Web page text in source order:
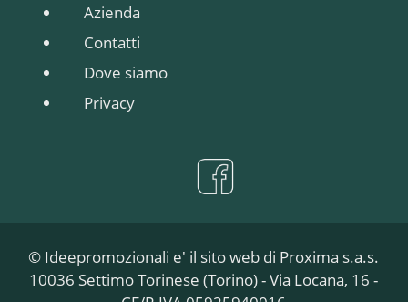
Azienda
Contatti
Dove siamo
Privacy
© Ideepromozionali e' il sito web di Proxima s.a.s.
10036 Settimo Torinese (Torino) - Via Locana, 16 -